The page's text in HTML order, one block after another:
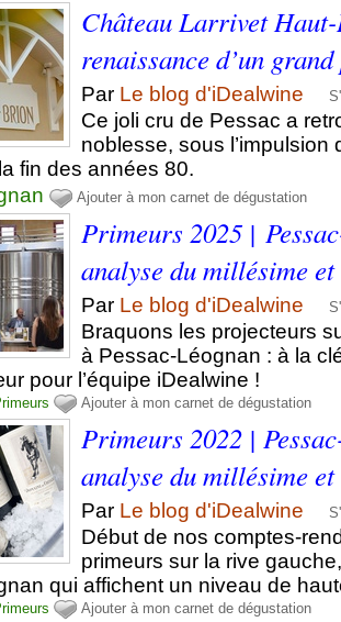
Château Larrivet
renaissance d’un
Par Le blog d'iDealwine
Ce joli cru de Pessac a
noblesse, sous l’impulsion
fin des années 80.
Ajouter à mon carnet de dégustation
Primeurs 2025 |
analyse du millésime
Par Le blog d'iDealwine
Braquons les projecteurs
à Pessac-Léognan : à la
pour l’équipe iDealwine !
Ajouter à mon carnet de dégustation
Primeurs 2022 |
analyse du millésime
Par Le blog d'iDealwine
Début de nos comptes-
primeurs sur la rive
qui affichent un niveau de
Ajouter à mon carnet de dégustation